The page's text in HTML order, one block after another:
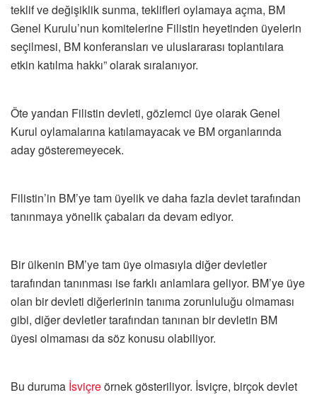
teklif ve değişiklik sunma, teklifleri oylamaya açma, BM
Genel Kurulu’nun komitelerine Filistin heyetinden üyelerin
seçilmesi, BM konferansları ve uluslararası toplantılara
etkin katılma hakkı” olarak sıralanıyor.
Öte yandan Filistin devleti, gözlemci üye olarak Genel
Kurul oylamalarına katılamayacak ve BM organlarında
aday gösteremeyecek.
Filistin’in BM’ye tam üyelik ve daha fazla devlet tarafından
tanınmaya yönelik çabaları da devam ediyor.
Bir ülkenin BM’ye tam üye olmasıyla diğer devletler
tarafından tanınması ise farklı anlamlara geliyor. BM’ye üye
olan bir devleti diğerlerinin tanıma zorunluluğu olmaması
gibi, diğer devletler tarafından tanınan bir devletin BM
üyesi olmaması da söz konusu olabiliyor.
Bu duruma İsviçreörnek gösteriliyor. İsviçre, birçok devlet